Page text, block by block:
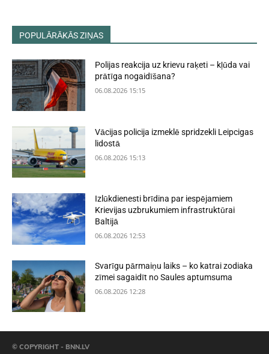
POPULĀRĀKĀS ZIŅAS
Polijas reakcija uz krievu raķeti – kļūda vai
prātīga nogaidīšana?
06.08.2026 15:15
Vācijas policija izmeklē spridzekli Leipcigas
lidostā
06.08.2026 15:13
Izlūkdienesti brīdina par iespējamiem
Krievijas uzbrukumiem infrastruktūrai
Baltijā
06.08.2026 12:53
Svarīgu pārmaiņu laiks – ko katrai zodiaka
zīmei sagaidīt no Saules aptumsuma
06.08.2026 12:28
© COPYRIGHT - BNN.LV